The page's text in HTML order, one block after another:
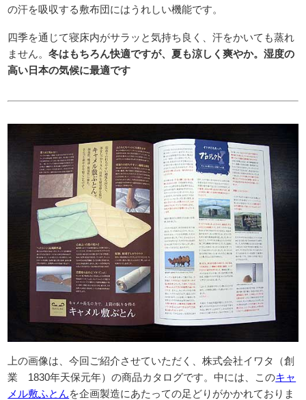
の汗を吸収する敷布団にはうれしい機能です。
四季を通じて寝床内がサラッと気持ち良く、汗をかいても蒸れ
ません。冬はもちろん快適ですが、夏も涼しく爽やか。湿度の
高い日本の気候に最適です
上の画像は、今回ご紹介させていただく、株式会社イワタ（創
業 1830年天保元年）の商品カタログです。中には、このキャ
メル敷ふとんを企画製造にあたっての足どりがかかれておりま